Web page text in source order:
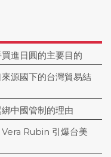
進日圓的主要目的
源國下的台灣貿易結
中國管制的理由
Rubin 引爆台美